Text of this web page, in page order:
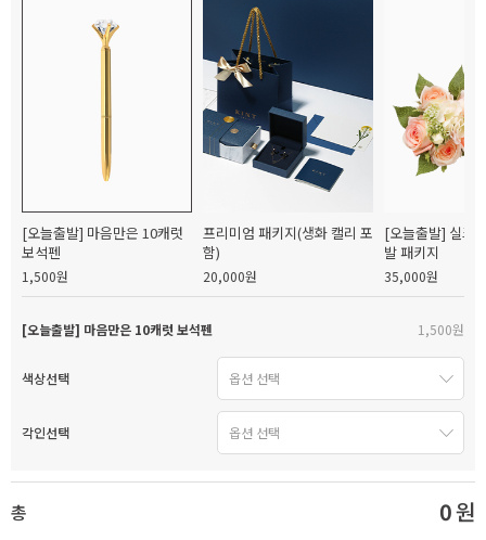
[오늘출발] 마음만은 10캐럿
보석펜
1,500원
프리미엄 패키지(생화 캘리 포
함)
20,000원
[오늘출발] 실크
발 패키지
35,000원
[오늘출발] 마음만은 10캐럿 보석펜 1,500원
색상선택
각인선택
총 0원